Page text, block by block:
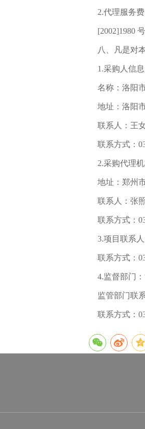
2.代理服务
[2002]1980
八、凡是对
1.采购人信息
名称：洛阳
地址：洛阳
联系人：王
联系方式：
2.采购代理
地址：郑州
联系人：张
联系方式：
3.项目联系
联系方式：
4.监督部门
监管部门联
联系方式：